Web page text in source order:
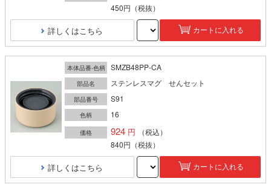
450円 （税抜）
詳しくはこちら カートに入れる
本体品番-色柄 SMZB48PP-CA
部品名 ステンレスマグ せんセット
部品番号 S91
色柄 16
価格 924
（税込）
840円 （税抜）
詳しくはこちら カートに入れる